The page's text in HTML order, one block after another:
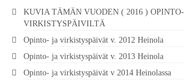
KUVIA TÄMÄN VUODEN ( 2016 )
VIRKISTYSPÄIVILTÄ
Opinto- ja virkistyspäivät v. 2012 Heinola
Opinto- ja virkistyspäivät v. 2013 Heinola
Opinto- ja virkistyspäivät v 2014 Heinolassa